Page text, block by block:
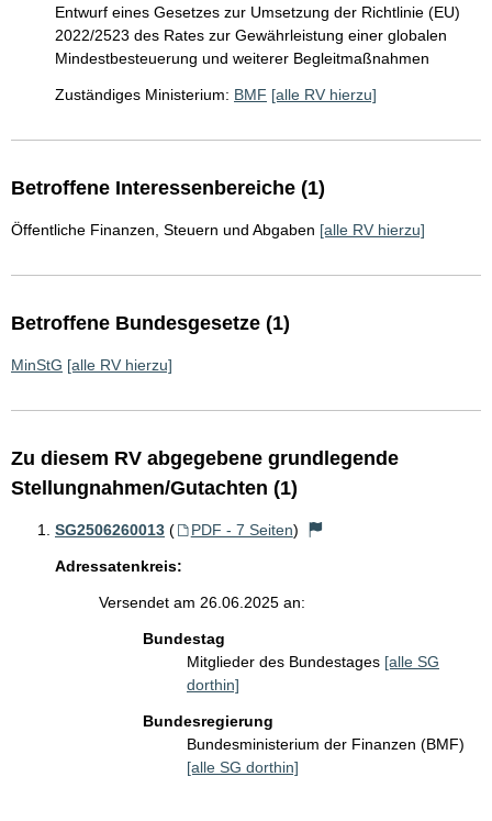
Entwurf eines Gesetzes zur Umsetzung der Richtlinie (EU)
2022/2523 des Rates zur Gewährleistung einer globalen
Mindestbesteuerung und weiterer Begleitmaßnahmen
Zuständiges Ministerium: BMF [alle RV hierzu]
Betroffene Interessenbereiche (1)
Öffentliche Finanzen, Steuern und Abgaben [alle RV hierzu]
Betroffene Bundesgesetze (1)
MinStG [alle RV hierzu]
Zu diesem RV abgegebene grundlegende
Stellungnahmen/Gutachten (1)
SG2506260013 ( PDF - 7 Seiten)
Adressatenkreis:
Versendet am 26.06.2025 an:
Bundestag
Mitglieder des Bundestages [alle SG
dorthin]
Bundesregierung
Bundesministerium der Finanzen (BMF)
[alle SG dorthin]